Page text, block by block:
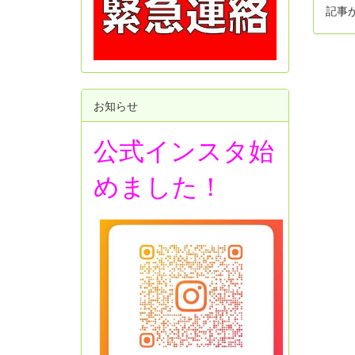
記事
お知らせ
公式インスタ始
めました！